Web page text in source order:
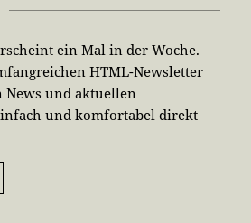
ein Mal in der Woche.
HTML-Newsletter
und aktuellen
und komfortabel direkt